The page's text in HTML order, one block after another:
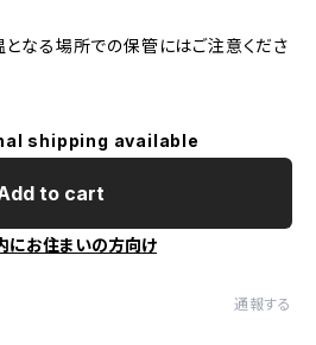
なる場所での保管にはご注意くださ
shipping available
to cart
にお住まいの方向け
通報する